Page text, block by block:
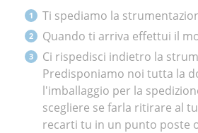
Ti spediamo la
Quando ti arriva effettui il
Ci rispedisci indietro la
Predisponiamo noi tutta la
l'imballaggio per la
scegliere se farla ritirare al
recarti tu in un punto poste